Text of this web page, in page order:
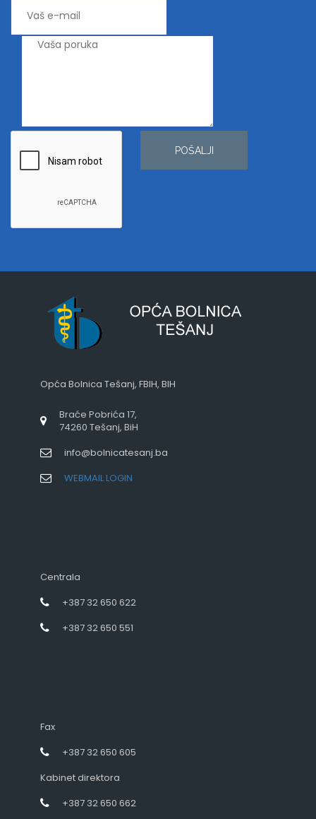
POŠALJI
Opća Bolnica Tešanj, FBIH, BIH
Braće Pobrića 17,
74260 Tešanj, BiH
info@bolnicatesanj.ba
WEBMAIL LOGIN
Centrala
+387 32 650 622
+387 32 650 551
Fax
+387 32 650 605
Kabinet direktora
+387 32 650 662